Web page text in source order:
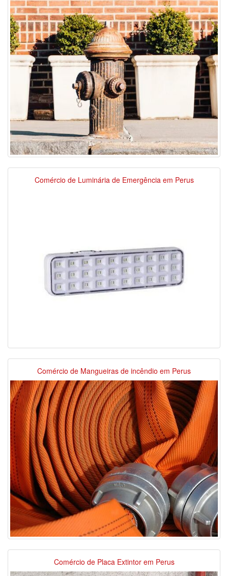
Comércio de Luminária de Emergência em Perus
Comércio de Mangueiras de incêndio em Perus
Comércio de Placa Extintor em Perus